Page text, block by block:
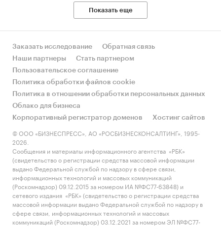
Показать еще
Заказать исследование
Обратная связь
Наши партнеры
Стать партнером
Пользовательское соглашение
Политика обработки файлов cookie
Политика в отношении обработки персональных данных
Облако для бизнеса
Корпоративный регистратор доменов
Хостинг сайтов
© ООО «БИЗНЕСПРЕСС», АО «РОСБИЗНЕСКОНСАЛТИНГ», 1995-
2026.
Сообщения и материалы информационного агентства «РБК»
(свидетельство о регистрации средства массовой информации
выдано Федеральной службой по надзору в сфере связи,
информационных технологий и массовых коммуникаций
(Роскомнадзор) 09.12.2015 за номером ИА №ФС77-63848) и
сетевого издания «РБК» (свидетельство о регистрации средства
массовой информации выдано Федеральной службой по надзору в
сфере связи, информационных технологий и массовых
коммуникаций (Роскомнадзор) 03.12.2021 за номером ЭЛ №ФС77-